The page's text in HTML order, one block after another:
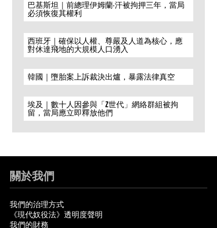
巴基斯坦｜前總理伊姆蘭·汗被拘押三年，當局
必須恢復其權利
西班牙｜確保以人權、尊嚴及人道為核心，應
對休達飛地的大規模人口湧入
韓國｜墮胎案上訴裁決出爐，暴露法律真空
埃及｜數十人因參與「Z世代」網絡群組被拘
留，當局應立即釋放他們
關於我們
我們的治理方式
《現代奴役法》透明度聲明
我們的財務